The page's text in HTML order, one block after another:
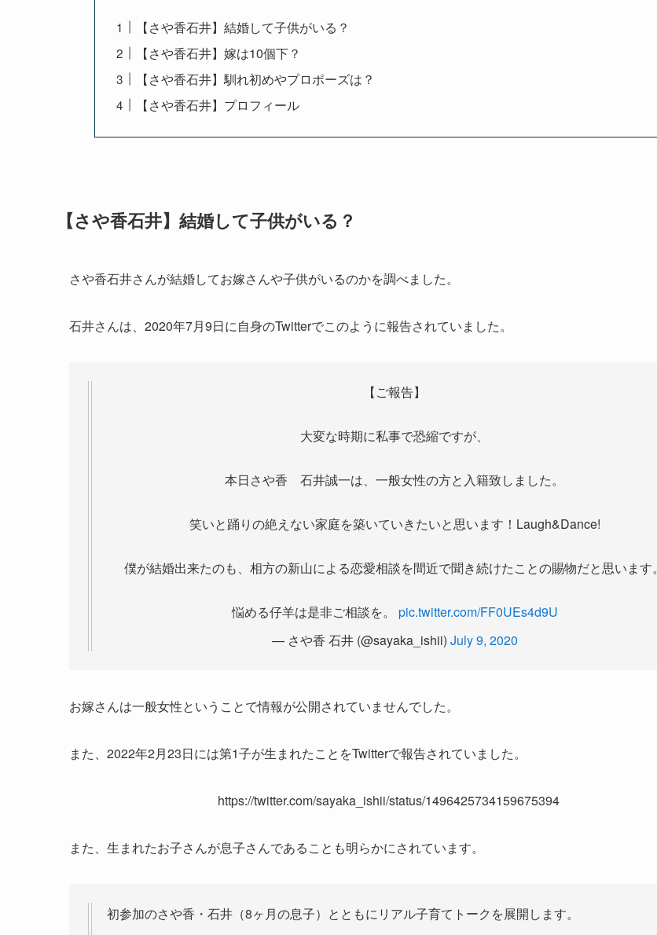
【さや香石井】結婚して子供がいる？
【さや香石井】嫁は10個下？
【さや香石井】馴れ初めやプロポーズは？
【さや香石井】プロフィール
【さや香石井】結婚して子供がいる？
さや香石井さんが結婚してお嫁さんや子供がいるのかを調べました。
石井さんは、2020年7月9日に自身のTwitterでこのように報告されていました。
【ご報告】
大変な時期に私事で恐縮ですが、
本日さや香 石井誠一は、一般女性の方と入籍致しました。
笑いと踊りの絶えない家庭を築いていきたいと思います！Laugh&Dance!
僕が結婚出来たのも、相方の新山による恋愛相談を間近で聞き続けたことの賜物だと思います。
悩める仔羊は是非ご相談を。 pic.twitter.com/FF0UEs4d9U
— さや香 石井 (@sayaka_ishii) July 9, 2020
お嫁さんは一般女性ということで情報が公開されていませんでした。
また、2022年2月23日には第1子が生まれたことをTwitterで報告されていました。
https://twitter.com/sayaka_ishii/status/1496425734159675394
また、生まれたお子さんが息子さんであることも明らかにされています。
初参加のさや香・石井（8ヶ月の息子）とともにリアル子育てトークを展開します。